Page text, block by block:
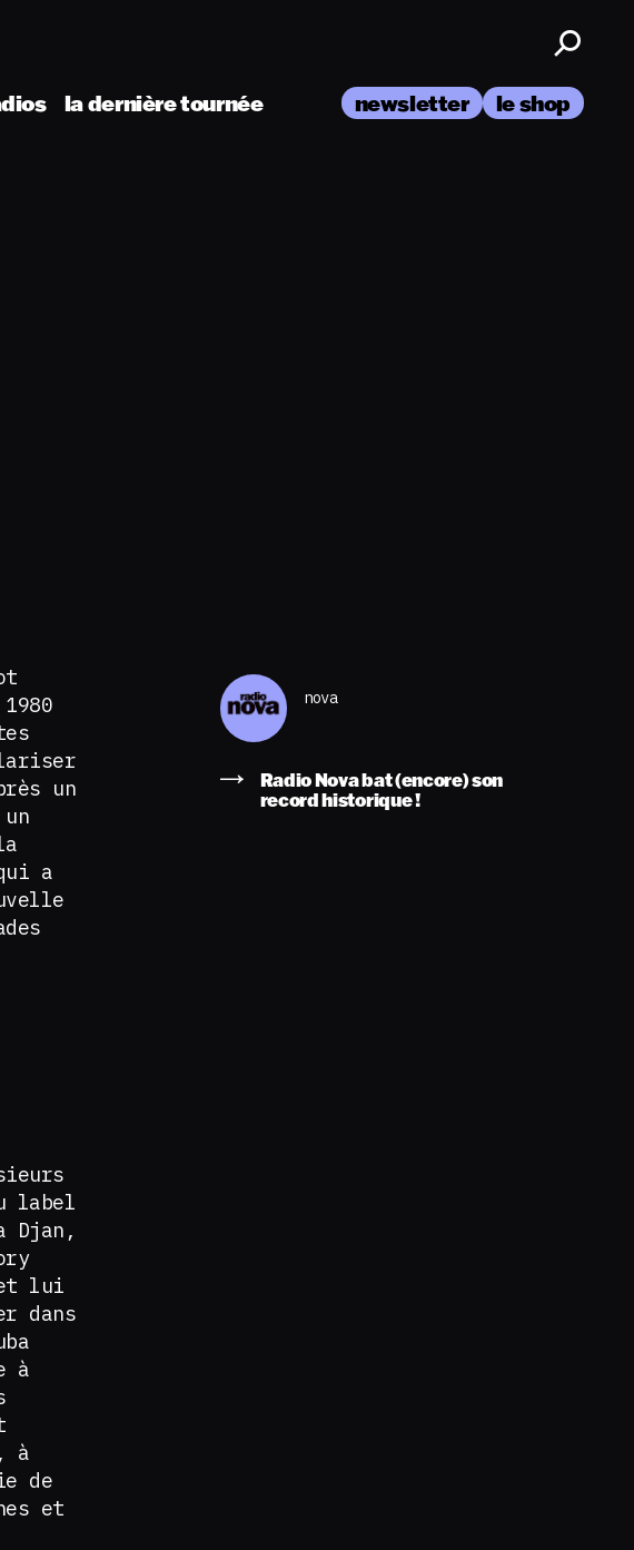
la dernière tournée newsletter le shop
un
a
label
Djan,
lui
dans
à
à
de
et
nova
Radio Nova bat (encore) son
record historique !